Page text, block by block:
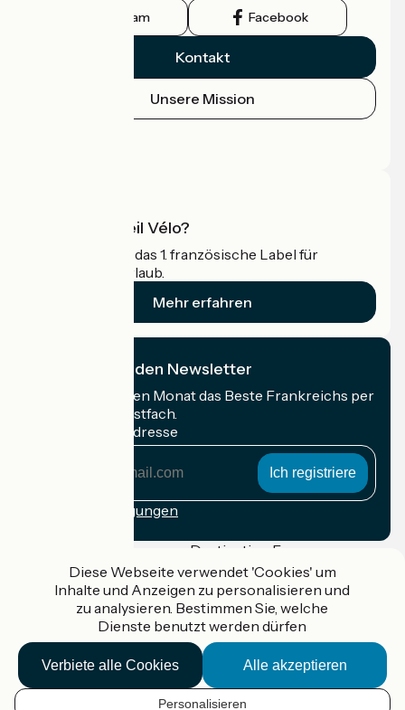
Instagram Facebook
Kontakt
Unsere Mission
Was ist Accueil Vélo?
Accueil Vélo ist das 1. französische Label für
Radfahrer im Urlaub.
Mehr erfahren
Ich abonniere den Newsletter
Erhalten Sie jeden Monat das Beste Frankreichs per
Rad in Ihrem Postfach.
Meine E-Mail-Adresse
Anmeldebedingungen
Gefördert im Rahmen von Destination France
Accueil Vélo Pro
Kontakt
Rechtliche Informationen
Kontakt
Privacy policy
Diese Webseite verwendet 'Cookies' um
Inhalte und Anzeigen zu personalisieren und
zu analysieren. Bestimmen Sie, welche
Dienste benutzt werden dürfen
Alle akzeptieren
Verbiete alle Cookies
Personalisieren